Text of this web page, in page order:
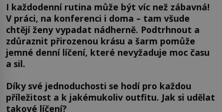
I každodenní rutina může být víc než zábavná!
V práci, na konferenci i doma – tam všude
chtějí ženy vypadat nádherně. Podtrhnout a
zdůraznit přirozenou krásu a šarm pomůže
jemné denní líčení, které nevyžaduje moc času
a sil.
Díky své jednoduchosti se hodí pro každou
příležitost a k jakémukoliv outfitu. Jak si udělat
takové líčení?